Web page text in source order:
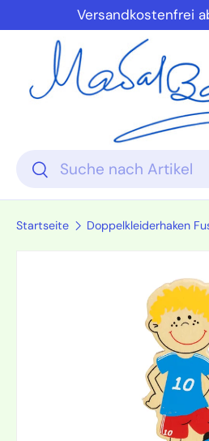
Direkt zum Inhalt
Versandkostenfrei
Suchen
Suchen
Startseite Doppelkleiderhaken
Zu